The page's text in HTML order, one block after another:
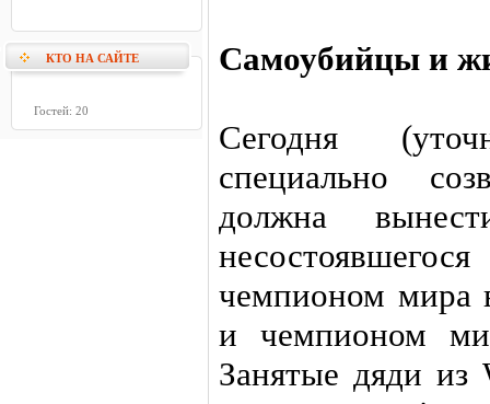
КТО НА САЙТЕ
Гостей: 20
Самоубийцы и
Сегодня
специально
должна
чемпионом мира
и чемпионом
Занятые дяди из